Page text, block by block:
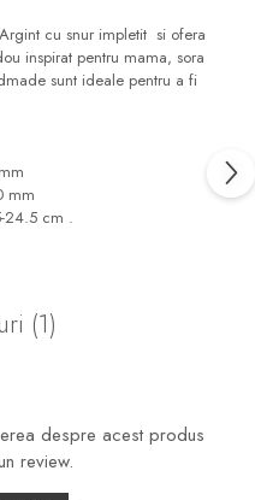
cu snur impletit si ofera
inspirat pentru mama, sora
sunt ideale pentru a fi
mm
24.5 cm .
(1)
despre acest produs
review.